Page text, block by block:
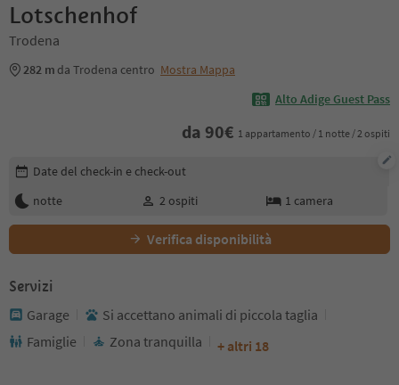
Lotschenhof
Trodena
282 m da Trodena centro Mostra Mappa
Alto Adige Guest Pass
da 90€ 1 appartamento / 1 notte / 2 ospiti
Modifica i dettagli della prenotazione
Date del check-in e check-out
notte
2 ospiti 1 camera
Verifica disponibilità
Servizi
Garage
Si accettano animali di piccola taglia
Famiglie
Zona tranquilla + altri 18